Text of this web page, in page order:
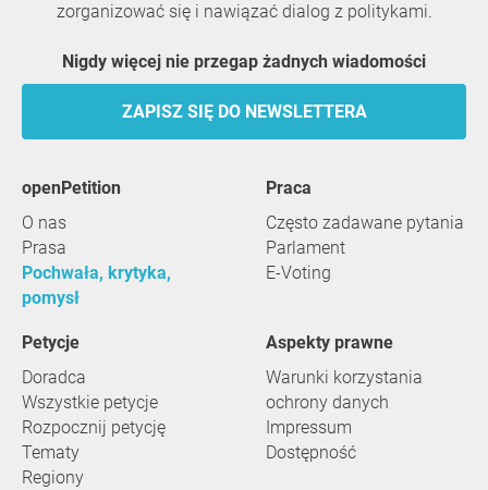
zorganizować się i nawiązać dialog z politykami.
Nigdy więcej nie przegap żadnych wiadomości
ZAPISZ SIĘ DO NEWSLETTERA
openPetition
O nas
Prasa
Pochwała, krytyka,
pomysł
praca
Często zadawane pytania
Parlament
E-Voting
Petycje
Doradca
Wszystkie petycje
Rozpocznij petycję
Tematy
Regiony
Aspekty prawne
Warunki korzystania
ochrony danych
Impressum
Dostępność